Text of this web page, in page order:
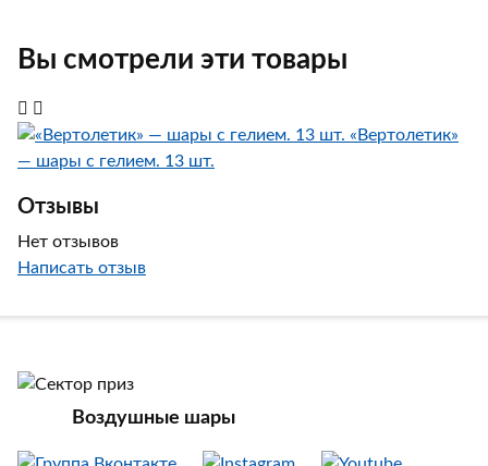
Вы смотрели эти товары
«Вертолетик»
— шары с гелием. 13 шт.
Отзывы
Нет отзывов
Написать отзыв
Воздушные шары